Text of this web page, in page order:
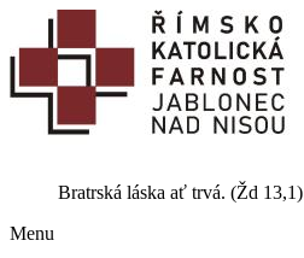
Bratrská láska ať trvá. (Žd 13,1)
Menu